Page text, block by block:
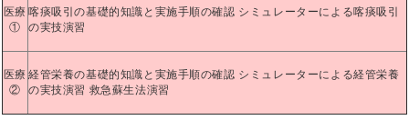
医療
①
喀痰吸引の基礎的知識と実施手順の確認 シミュレーターによる喀痰吸引
の実技演習
医療
②
経管栄養の基礎的知識と実施手順の確認 シミュレーターによる経管栄養
の実技演習 救急蘇生法演習